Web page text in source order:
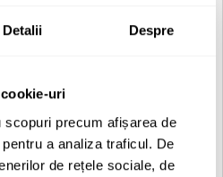
Detalii Despre
uri
precum afișarea de
a analiza traficul. De
de rețele sociale, de
compresie paralela
pass (60,90 si 150 Hz), si 2 filtre
2:1, 4:1 si 10:1
in orice DAW
DAW